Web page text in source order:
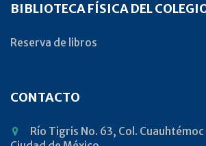
BIBLIOTECA FÍSICA DEL
Reserva de libros
CONTACTO
Río Tigris No. 63, Col. Cuauhtémoc